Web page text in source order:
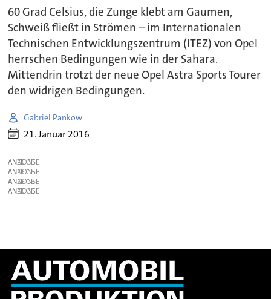
60 Grad Celsius, die Zunge klebt am Gaumen,
Schweiß fließt in Strömen – im Internationalen
Technischen Entwicklungszentrum (ITEZ) von Opel
herrschen Bedingungen wie in der Sahara.
Mittendrin trotzt der neue Opel Astra Sports Tourer
den widrigen Bedingungen.
Gabriel Pankow
21. Januar 2016
ANZEIGE
ANZEIGE
ANZEIGE
ANZEIGE